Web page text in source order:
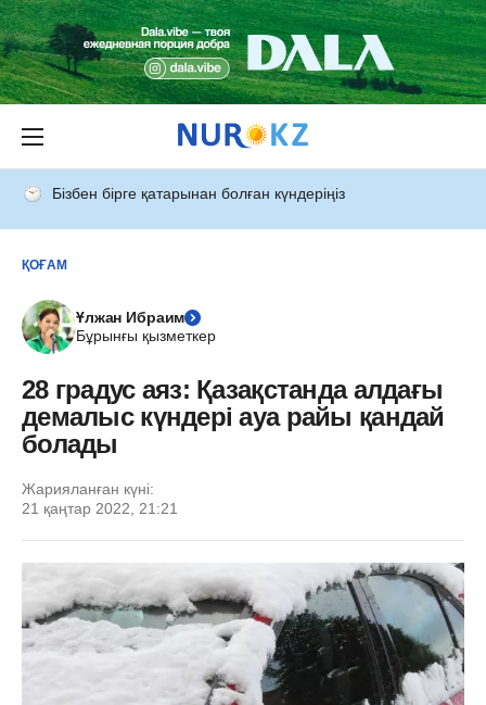
Бізбен бірге қатарынан болған күндеріңіз
ҚОҒАМ
Ұлжан Ибраим
Бұрынғы қызметкер
28 градус аяз: Қазақстанда алдағы
демалыс күндері ауа райы қандай
болады
Жарияланған күні:
21 қаңтар 2022, 21:21